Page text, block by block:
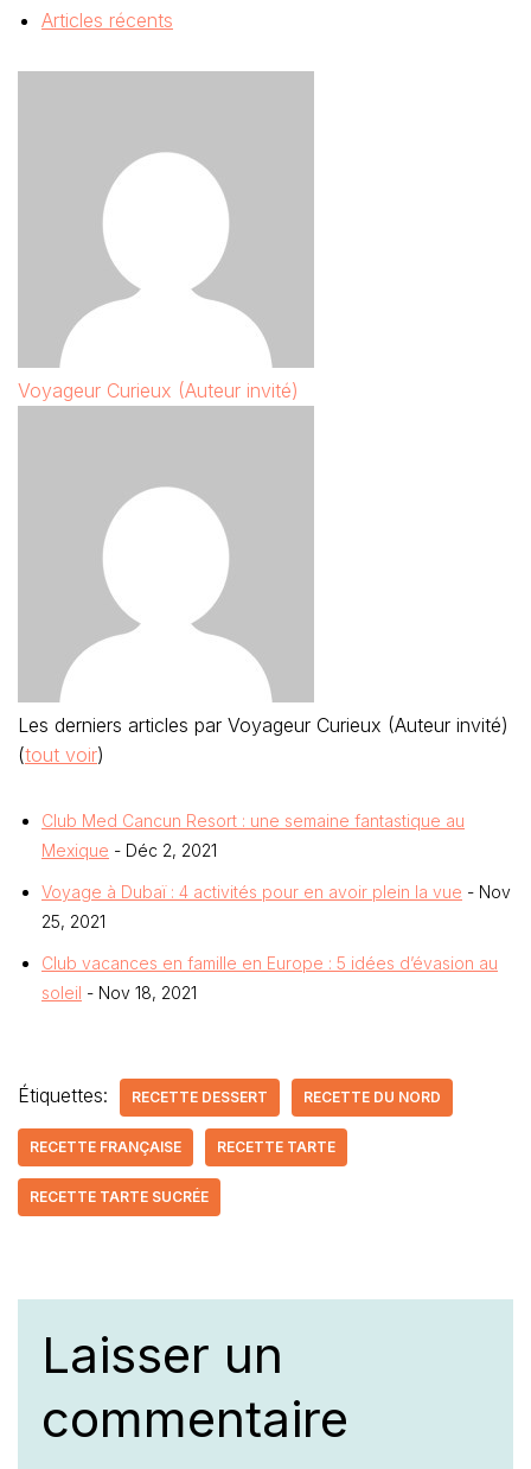
Articles récents
Voyageur Curieux (Auteur invité)
Les derniers articles par Voyageur Curieux (Auteur invité)
(tout voir)
Club Med Cancun Resort : une semaine fantastique au
Mexique - Déc 2, 2021
Voyage à Dubaï : 4 activités pour en avoir plein la vue - Nov
25, 2021
Club vacances en famille en Europe : 5 idées d’évasion au
soleil - Nov 18, 2021
Étiquettes: RECETTE DESSERT RECETTE DU NORD
RECETTE FRANÇAISE RECETTE TARTE
RECETTE TARTE SUCRÉE
Laisser un
commentaire